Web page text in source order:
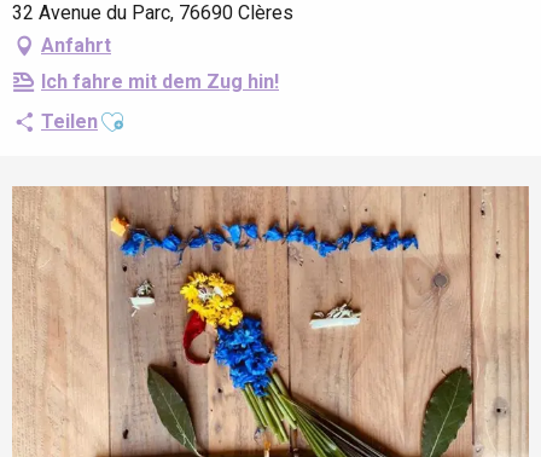
32 Avenue du Parc, 76690 Clères
Anfahrt
Ich fahre mit dem Zug hin!
TeilenAjouter aux favoris